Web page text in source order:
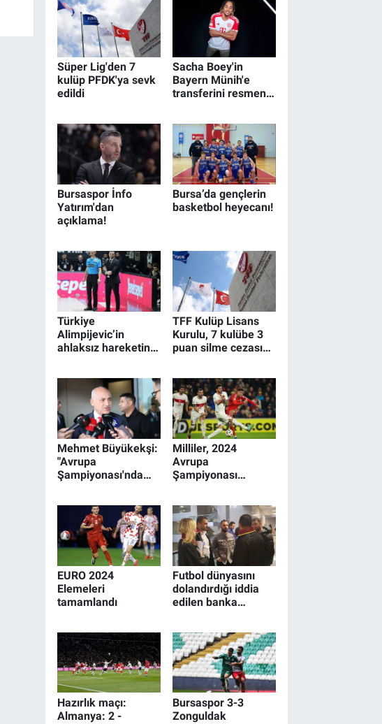
Süper Lig'den 7
kulüp PFDK'ya sevk
edildi
Sacha Boey'in
Bayern Münih'e
transferini resmen
geçti...
Bursaspor İnfo
Yatırım'dan
açıklama!
Bursa’da gençlerin
basketbol heyecanı!
Türkiye
Alimpijevic’in
ahlaksız hareketini
TFF Kulüp Lisans
Kurulu, 7 kulübe 3
puan silme cezası
Mehmet Büyükekşi:
"Avrupa
Şampiyonası'nda
büyük başarılar
hedefliyoruz"
Milliler, 2024
Avrupa
Şampiyonası
EURO 2024
Elemeleri
tamamlandı
Futbol dünyasını
dolandırdığı iddia
edilen banka
Hazırlık maçı:
Almanya: 2 -
Bursaspor 3-3
Zonguldak